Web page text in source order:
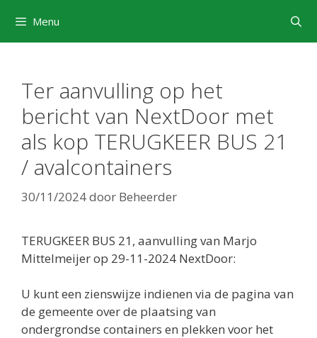
naar
de
Menu
Ter aanvulling op het
bericht van NextDoor met
als kop TERUGKEER BUS 21
/ avalcontainers
30/11/2024door Beheerder
TERUGKEER BUS 21, aanvulling van Marjo
Mittelmeijer op 29-11-2024 NextDoor:
U kunt een zienswijze indienen via de pagina van
de gemeente over de plaatsing van
ondergrondse containers en plekken voor het